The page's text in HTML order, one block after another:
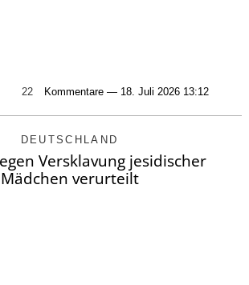
22 Kommentare — 18. Juli 2026 13:12
DEUTSCHLAND
Versklavung jesidischer
Mädchen verurteilt